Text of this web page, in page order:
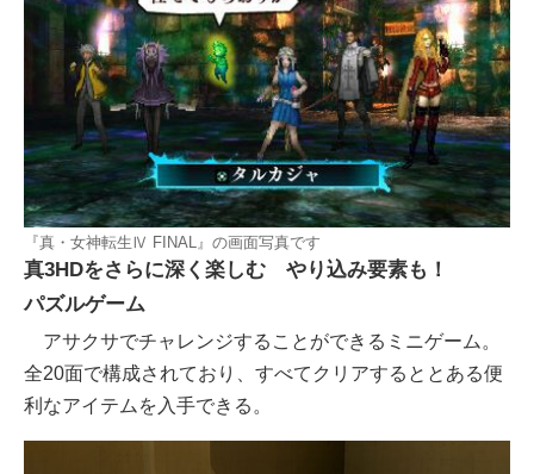
『真・女神転生Ⅳ FINAL』の画面写真です
真3HDをさらに深く楽しむ やり込み要素も！
パズルゲーム
アサクサでチャレンジすることができるミニゲーム。
全20面で構成されており、すべてクリアするととある便
利なアイテムを入手できる。